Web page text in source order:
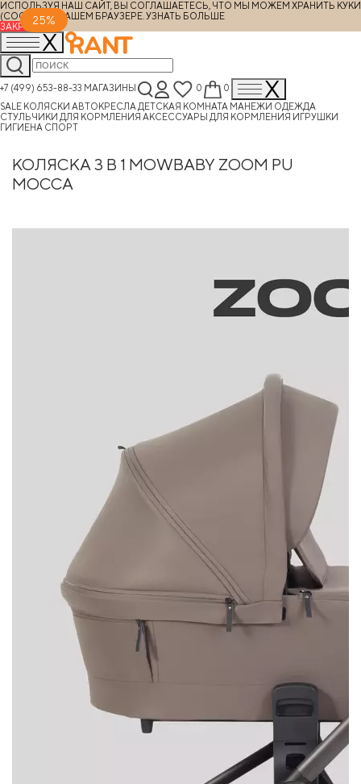
ИСПОЛЬЗУЯ НАШ САЙТ, ВЫ СОГЛАШАЕТЕСЬ, ЧТО МЫ МОЖЕМ ХРАНИТЬ КУКИ
(COOKIES) В ВАШЕМ БРАУЗЕРЕ. УЗНАТЬ БОЛЬШЕ
ЗАКРЫТЬ
+7 (499) 653-88-33 МАГАЗИНЫ 0
0
SALE КОЛЯСКИ АВТОКРЕСЛА ДЕТСКАЯ КОМНАТА МАНЕЖИ ОДЕЖДА
СТУЛЬЧИКИ ДЛЯ КОРМЛЕНИЯ АКСЕССУАРЫ ДЛЯ КОРМЛЕНИЯ ИГРУШКИ
ГИГИЕНА СПОРТ
КОЛЯСКА 3 В 1 MOWBABY ZOOM PU
MOCCA
25%